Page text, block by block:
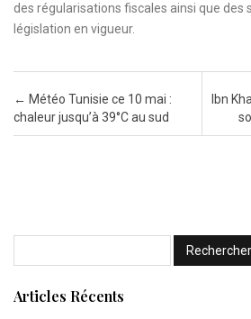
des régularisations fiscales ainsi que des
législation en vigueur.
Post navigation
← Météo Tunisie ce 10 mai :
chaleur jusqu’à 39°C au sud
Ibn
Articles Récents